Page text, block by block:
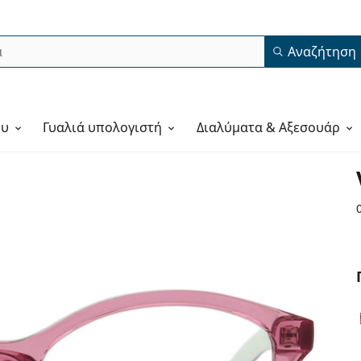
Αναζήτηση
Γυαλιά υπολογιστή Διαλύματα & Αξεσουάρ